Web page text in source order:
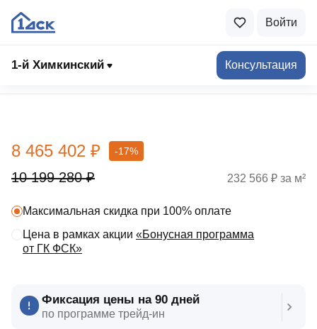
Войти
1-й Химкинский Консультация
Выбрать квартиру
10 199 280 ₽
8 465 402 ₽ -17%
Фиксация цены на 90 дней
по программе трейд‑ин
Максимальная скидка при 100% оплате
Цена в рамках акции «Бонусная программа
от ГК ФСК»
232 566 ₽ за м²